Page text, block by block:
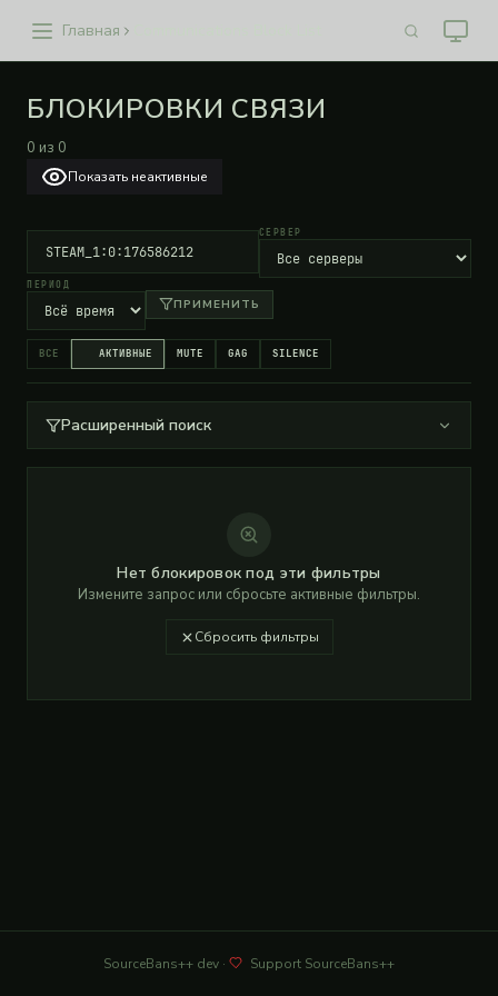
Главная
БЛОКИРОВКИ СВЯЗИ
0 из 0
Показать неактивные
СЕРВЕР
ПЕРИОД
ПРИМЕНИТЬ
ВСЕ АКТИВНЫЕ MUTE GAG SILENCE
Расширенный поиск
Нет блокировок под эти фильтры
Измените запрос или сбросьте активные фильтры.
Сбросить фильтры
SourceBans++dev · Support SourceBans++